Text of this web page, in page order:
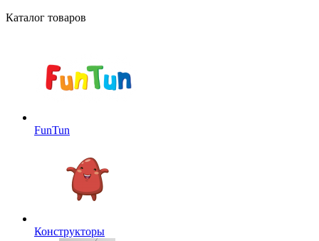
Каталог товаров
FunTun
Конструкторы